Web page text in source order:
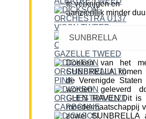
te verkrijgen en
aanzienlijk minder
SUNBRELLA
Doeken van het
SUNBRELLA komen
de Verenigde Staten
worden geleverd
GLEN RAVEN.Dit is
moedermaatschappij
zowel SUNBRELLA